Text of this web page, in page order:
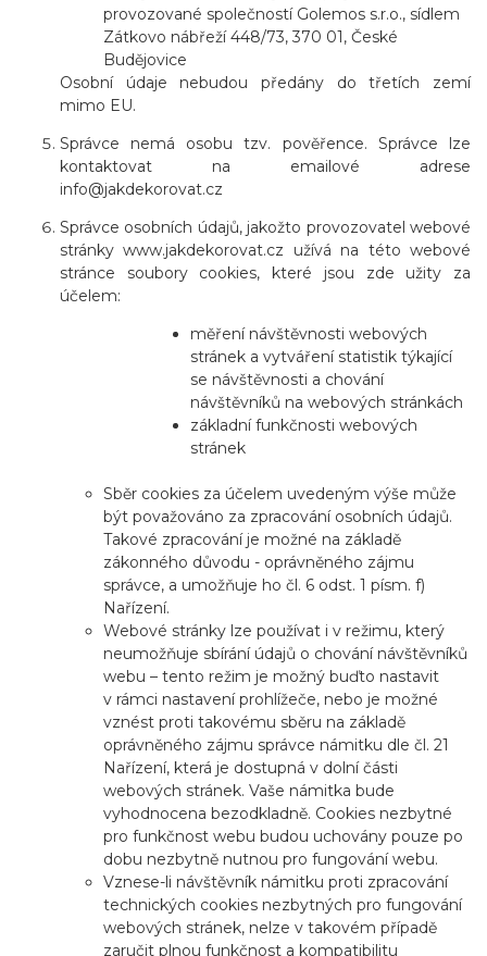
provozované společností Golemos s.r.o., sídlem
Zátkovo nábřeží 448/73, 370 01, České
Budějovice
Osobní údaje nebudou předány do třetích zemí
mimo EU.
Správce nemá osobu tzv. pověřence. Správce lze
kontaktovat na emailové adrese
info@jakdekorovat.cz
Správce osobních údajů, jakožto provozovatel webové
stránky www.jakdekorovat.cz užívá na této webové
stránce soubory cookies, které jsou zde užity za
účelem:
měření návštěvnosti webových
stránek a vytváření statistik týkající
se návštěvnosti a chování
návštěvníků na webových stránkách
základní funkčnosti webových
stránek
Sběr cookies za účelem uvedeným výše může
být považováno za zpracování osobních údajů.
Takové zpracování je možné na základě
zákonného důvodu - oprávněného zájmu
správce, a umožňuje ho čl. 6 odst. 1 písm. f)
Nařízení.
Webové stránky lze používat i v režimu, který
neumožňuje sbírání údajů o chování návštěvníků
webu – tento režim je možný buďto nastavit
v rámci nastavení prohlížeče, nebo je možné
vznést proti takovému sběru na základě
oprávněného zájmu správce námitku dle čl. 21
Nařízení, která je dostupná v dolní části
webových stránek. Vaše námitka bude
vyhodnocena bezodkladně. Cookies nezbytné
pro funkčnost webu budou uchovány pouze po
dobu nezbytně nutnou pro fungování webu.
Vznese-li návštěvník námitku proti zpracování
technických cookies nezbytných pro fungování
webových stránek, nelze v takovém případě
zaručit plnou funkčnost a kompatibilitu